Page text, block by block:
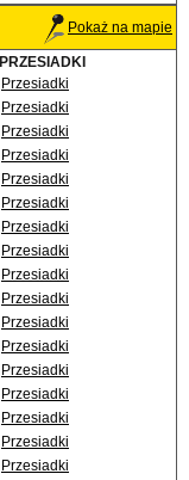
Pokaż na mapie
PRZESIADKI
Przesiadki
Przesiadki
Przesiadki
Przesiadki
Przesiadki
Przesiadki
Przesiadki
Przesiadki
Przesiadki
Przesiadki
Przesiadki
Przesiadki
Przesiadki
Przesiadki
Przesiadki
Przesiadki
Przesiadki